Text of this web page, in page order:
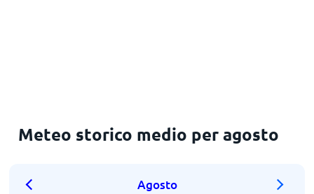
Meteo storico medio per agosto
Agosto